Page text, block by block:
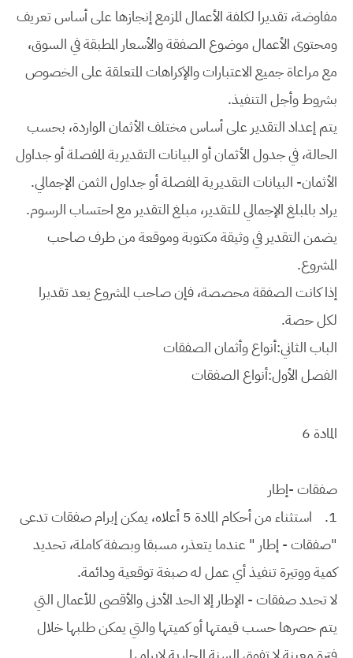
مفاوضة، تقديرا لكلفة الأعمال المزمع إنجازها على أساس تعريف
ومحتوى الأعمال موضوع الصفقة والأسعار المطبقة في السوق،
مع مراعاة جميع الاعتبارات والإكراهات المتعلقة على الخصوص
بشروط وأجل التنفيذ.
يتم إعداد التقدير على أساس مختلف الأثمان الواردة، بحسب
الحالة، في جدول الأثمان أو البيانات التقديرية المفصلة أو جداول
الأثمان- البيانات التقديرية المفصلة أو جداول الثمن الإجمالي.
يراد بالمبلغ الإجمالي للتقدير، مبلغ التقدير مع احتساب الرسوم.
يضمن التقدير في وثيقة مكتوبة وموقعة من طرف صاحب
المشروع.
إذا كانت الصفقة محصصة، فإن صاحب المشروع يعد تقديرا
لكل حصة.
الباب الثاني:أنواع وأثمان الصفقات
الفصل الأول:أنواع الصفقات
المادة 6
صفقات -إطار
1.
استثناء من أحكام المادة 5 أعلاه، يمكن إبرام صفقات تدعى
"صفقات - إطار " عندما يتعذر، مسبقا وبصفة كاملة، تحديد
كمية ووتيرة تنفيذ أي عمل له صبغة توقعية ودائمة.
لا تحدد صفقات - الإطار إلا الحد الأدنى والأقصى للأعمال التي
يتم حصرها حسب قيمتها أو كميتها والتي يمكن طلبها خلال